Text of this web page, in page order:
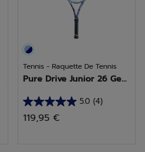
Tennis - Raquette De Tennis
Pure Drive Junior 26 Ge...
5.0 (4)
5.0
sur
119,95 €